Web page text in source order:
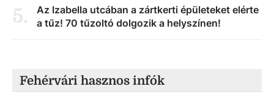
5.
Az Izabella utcában a zártkerti épületeket elérte
a tűz! 70 tűzoltó dolgozik a helyszínen!
Fehérvári hasznos infók